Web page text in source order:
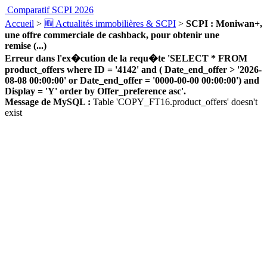
Comparatif SCPI 2026
Accueil > 🆕 Actualités immobilières & SCPI > SCPI : Moniwan+,
une offre commerciale de cashback, pour obtenir une
remise (...)
Erreur dans l'ex�cution de la requ�te 'SELECT * FROM
product_offers where ID = '4142' and ( Date_end_offer > '2026-
08-08 00:00:00' or Date_end_offer = '0000-00-00 00:00:00') and
Display = 'Y' order by Offer_preference asc'.
Message de MySQL : Table 'COPY_FT16.product_offers' doesn't
exist